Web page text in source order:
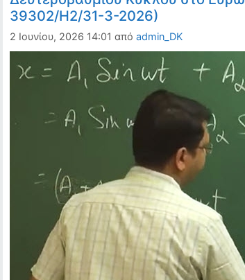
39302/Η2/31-3-2026)
2 Ιουνίου, 2026 14:01 από admin_DK